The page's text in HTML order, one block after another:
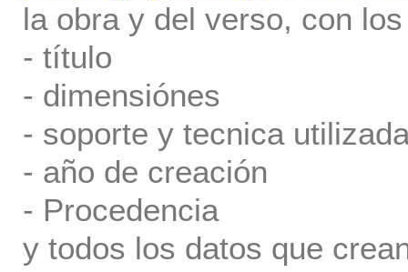
la obra y del verso, con
- título
- dimensiónes
- soporte y tecnica
- año de creación
- Procedencia
y todos los datos que